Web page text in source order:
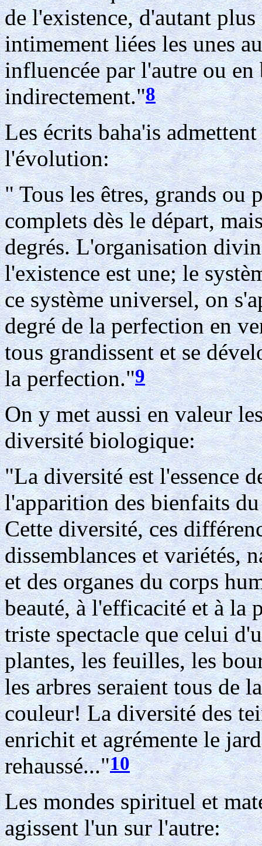
de l'existence, d'autant plus
intimement liées les unes
influencée par l'autre ou
indirectement."8
Les écrits baha'is
l'évolution:
" Tous les êtres, grands ou
complets dès le départ,
degrés. L'organisation
l'existence est une; le
ce système universel, on
degré de la perfection en
tous grandissent et se
la perfection."9
On y met aussi en valeur
diversité biologique:
"La diversité est l'essence
l'apparition des bienfaits
Cette diversité, ces
dissemblances et variétés,
et des organes du corps
beauté, à l'efficacité et à la
triste spectacle que celui
plantes, les feuilles, les
les arbres seraient tous de
couleur! La diversité des
enrichit et agrémente le
rehaussé..."10
Les mondes spirituel et
agissent l'un sur l'autre: